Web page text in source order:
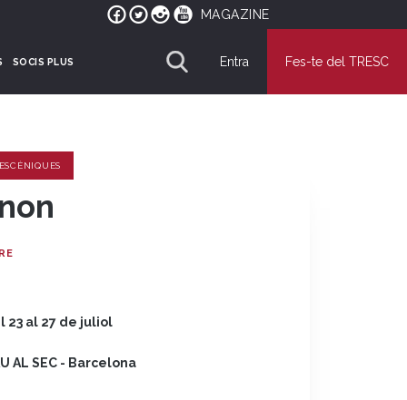
MAGAZINE
SOCIS PLUS Entra Fes-te del TRESC
23 al 27 de juliol
AL SEC - Barcelona